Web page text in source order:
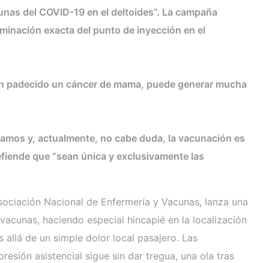
del COVID-19 en el deltoides”. La campaña
exacta del punto de inyección en el
un cáncer de mama, puede generar mucha
y, actualmente, no cabe duda, la vacunación es
que “sean única y exclusivamente las
Nacional de Enfermería y Vacunas, lanza una
haciendo especial hincapié en la localización
allá de un simple dolor local pasajero. Las
asistencial sigue sin dar tregua, una ola tras